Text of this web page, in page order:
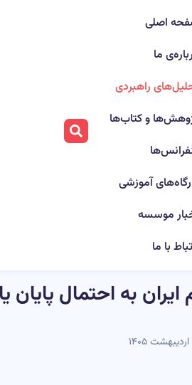
اصلی
ما
راهبردی
و کتاب‌ها
آموزشی
موسسه
با ما
به احتمال پایان